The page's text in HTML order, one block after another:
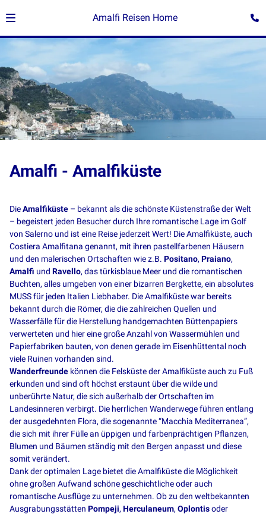
Amalfi Reisen Home
Amalfi - Amalfiküste
DieAmalfiküste – bekannt als die schönste Küstenstraße der Welt
– begeistert jeden Besucher durch Ihre romantische Lage im Golf
von Salerno und ist eine Reise jederzeit Wert! Die Amalfiküste, auch
Costiera Amalfitana genannt, mit ihren pastellfarbenen Häusern
und den malerischen Ortschaften wie z.B. Positano, Praiano,
Amalfi und Ravello, das türkisblaue Meer und die romantischen
Buchten, alles umgeben von einer bizarren Bergkette, ein absolutes
MUSS für jeden Italien Liebhaber. Die Amalfiküste war bereits
bekannt durch die Römer, die die zahlreichen Quellen und
Wasserfälle für die Herstellung handgemachten Büttenpapiers
verwerteten und hier eine große Anzahl von Wassermühlen und
Papierfabriken bauten, von denen gerade im Eisenhüttental noch
viele Ruinen vorhanden sind.
Wanderfreunde können die Felsküste der Amalfiküste auch zu Fuß
erkunden und sind oft höchst erstaunt über die wilde und
unberührte Natur, die sich außerhalb der Ortschaften im
Landesinneren verbirgt. Die herrlichen Wanderwege führen entlang
der ausgedehnten Flora, die sogenannte “Macchia Mediterranea”,
die sich mit ihrer Fülle an üppigen und farbenprächtigen Pflanzen,
Blumen und Bäumen ständig mit den Bergen anpasst und diese
somit verändert.
Dank der optimalen Lage bietet die Amalfiküste die Möglichkeit
ohne großen Aufwand schöne geschichtliche oder auch
romantische Ausflüge zu unternehmen. Ob zu den weltbekannten
Ausgrabungsstätten Pompeji, Herculaneum, Oplontisoder